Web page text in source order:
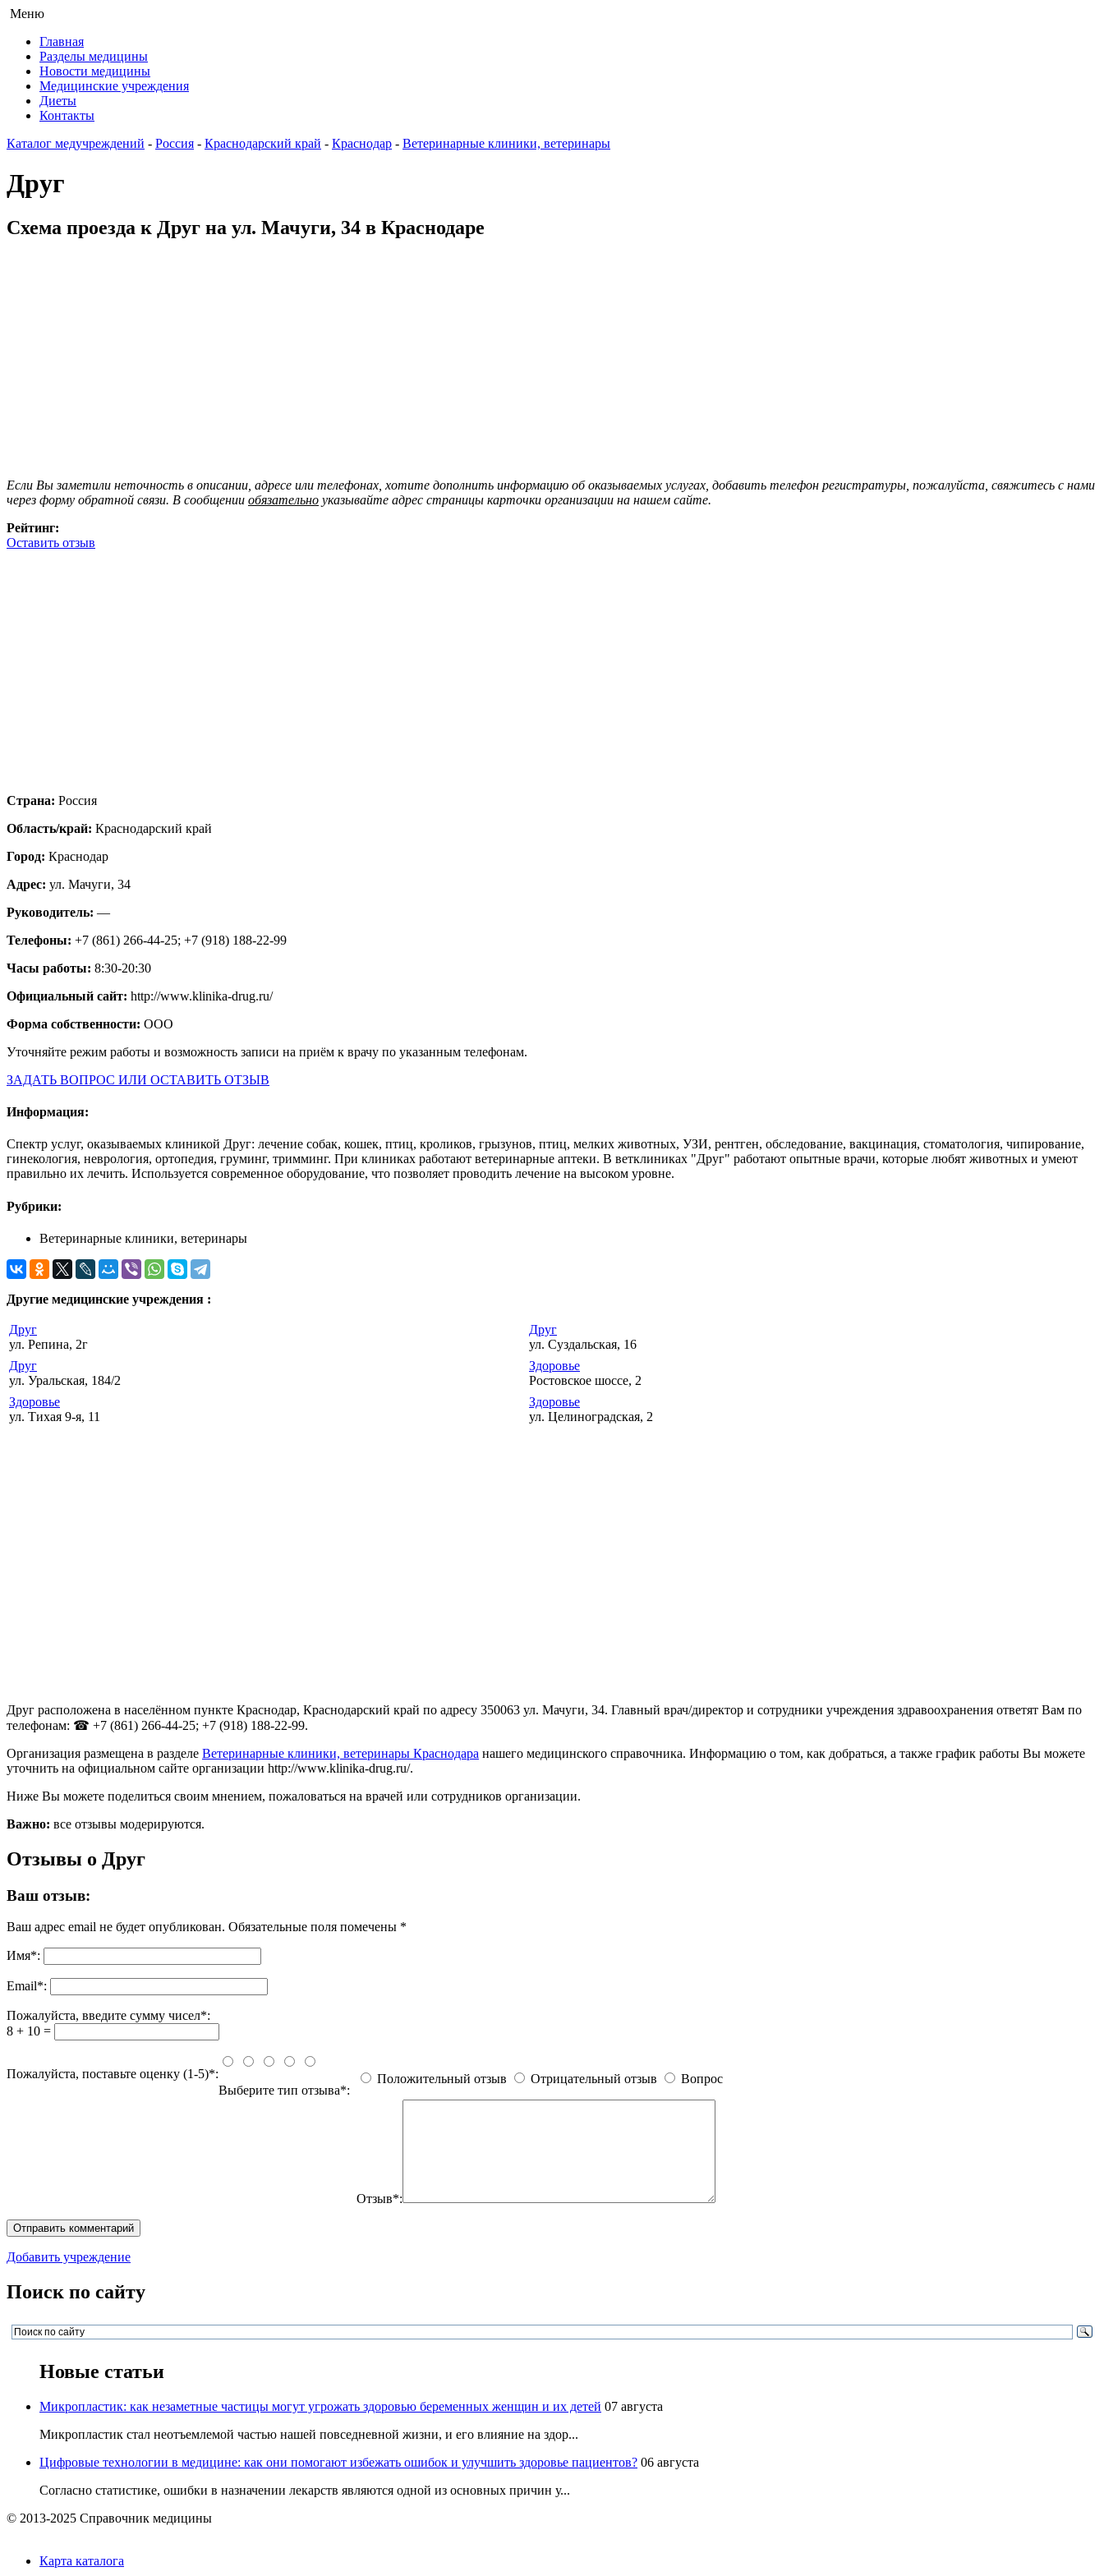
Меню
Главная
Разделы медицины
Новости медицины
Медицинские учреждения
Диеты
Контакты
Каталог медучреждений - Россия - Краснодарский край - Краснодар - Ветеринарные клиники, ветеринары
Друг
Схема проезда к Друг на ул. Мачуги, 34 в Краснодаре
Если Вы заметили неточность в описании, адресе или телефонах, хотите дополнить информацию об оказываемых услугах, добавить телефон регистратуры, пожалуйста, свяжитесь с нами
через форму обратной связи. В сообщении обязательно указывайте адрес страницы карточки организации на нашем сайте.
Рейтинг:
Оставить отзыв
Страна: Россия
Область/край: Краснодарский край
Город: Краснодар
Адрес: ул. Мачуги, 34
Руководитель: —
Телефоны: +7 (861) 266-44-25; +7 (918) 188-22-99
Часы работы: 8:30-20:30
Официальный сайт: http://www.klinika-drug.ru/
Форма собственности: ООО
Уточняйте режим работы и возможность записи на приём к врачу по указанным телефонам.
ЗАДАТЬ ВОПРОС ИЛИ ОСТАВИТЬ ОТЗЫВ
Информация:
Спектр услуг, оказываемых клиникой Друг: лечение собак, кошек, птиц, кроликов, грызунов, птиц, мелких животных, УЗИ, рентген, обследование, вакцинация, стоматология, чипирование,
гинекология, неврология, ортопедия, груминг, тримминг. При клиниках работают ветеринарные аптеки. В ветклиниках "Друг" работают опытные врачи, которые любят животных и умеют
правильно их лечить. Используется современное оборудование, что позволяет проводить лечение на высоком уровне.
Рубрики:
Ветеринарные клиники, ветеринары
Другие медицинские учреждения :
Друг
ул. Репина, 2г
Друг
ул. Суздальская, 16
Друг
ул. Уральская, 184/2
Здоровье
Ростовское шоссе, 2
Здоровье
ул. Тихая 9-я, 11
Здоровье
ул. Целиноградская, 2
Друг расположена в населённом пункте Краснодар, Краснодарский край по адресу 350063 ул. Мачуги, 34. Главный врач/директор и сотрудники учреждения здравоохранения ответят Вам по
телефонам: ☎ +7 (861) 266-44-25; +7 (918) 188-22-99.
Организация размещена в разделе Ветеринарные клиники, ветеринары Краснодара нашего медицинского справочника. Информацию о том, как добраться, а также график работы Вы можете
уточнить на официальном сайте организации http://www.klinika-drug.ru/.
Ниже Вы можете поделиться своим мнением, пожаловаться на врачей или сотрудников организации.
Важно: все отзывы модерируются.
Отзывы о Друг
Ваш отзыв:
Ваш адрес email не будет опубликован. Обязательные поля помечены *
Имя*:
Email*:
Пожалуйста, введите сумму чисел*:
8 + 10 =
Пожалуйста, поставьте оценку (1-5)*:
Выберите тип отзыва*:
Положительный отзыв Отрицательный отзыв Вопрос
Отзыв*:
Добавить учреждение
Поиск по сайту
Новые статьи
Микропластик: как незаметные частицы могут угрожать здоровью беременных женщин и их детей 07 августа
Микропластик стал неотъемлемой частью нашей повседневной жизни, и его влияние на здор...
Цифровые технологии в медицине: как они помогают избежать ошибок и улучшить здоровье пациентов? 06 августа
Согласно статистике, ошибки в назначении лекарств являются одной из основных причин у...
© 2013-2025 Справочник медицины
Карта каталога